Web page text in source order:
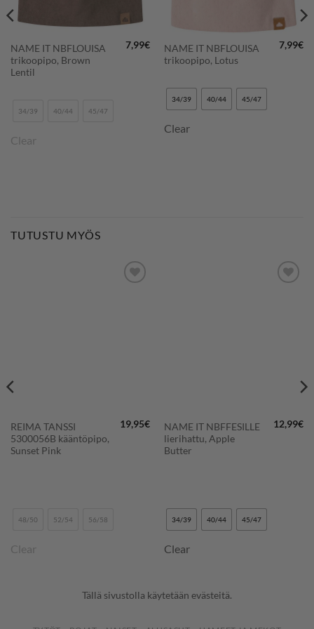
NAME IT NBFLOUISA
trikoopipo, Brown
Lentil
7,99€
34/39 40/44 45/47
Clear
NAME IT NBFLOUISA
trikoopipo, Lotus
7,99€
34/39 40/44 45/47
Clear
TUTUSTU MYÖS
REIMA TANSSI
5300056B kääntöpipo,
Sunset Pink
19,95€
48/50 52/54 56/58
Clear
NAME IT NBFFESILLE
lierihattu, Apple
Butter
12,99€
34/39 40/44 45/47
Clear
Tällä sivustolla käytetään evästeitä.